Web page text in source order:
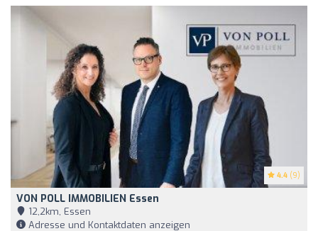
4.4 (9)
VON POLL IMMOBILIEN Essen
12,2km, Essen
Adresse und Kontaktdaten anzeigen